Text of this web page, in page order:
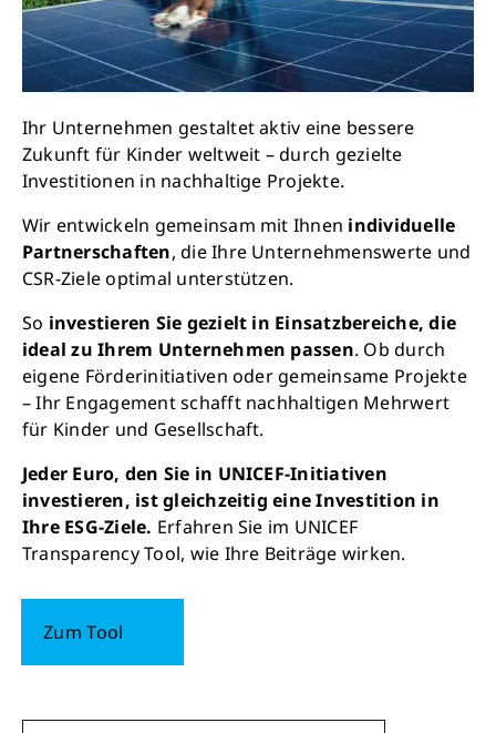
Ihr Unternehmen gestaltet aktiv eine bessere
Zukunft für Kinder weltweit – durch gezielte
Investitionen in nachhaltige Projekte.
Wir entwickeln gemeinsam mit Ihnen individuelle
Partnerschaften, die Ihre Unternehmenswerte und
CSR-Ziele optimal unterstützen.
So investieren Sie gezielt in Einsatzbereiche, die
ideal zu Ihrem Unternehmen passen. Ob durch
eigene Förderinitiativen oder gemeinsame Projekte
– Ihr Engagement schafft nachhaltigen Mehrwert
für Kinder und Gesellschaft.
Jeder Euro, den Sie in UNICEF-Initiativen
investieren, ist gleichzeitig eine Investition in
Ihre ESG-Ziele. Erfahren Sie im UNICEF
Transparency Tool, wie Ihre Beiträge wirken.
Zum Tool